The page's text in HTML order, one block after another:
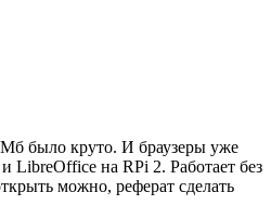
было круто. И браузеры уже
LibreOffice на RPi 2. Работает без
можно, реферат сделать